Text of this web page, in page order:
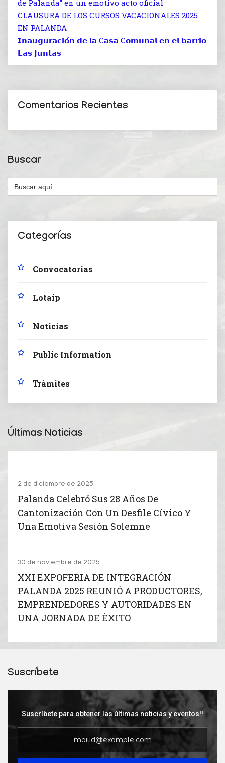
de Palanda” en un emotivo acto oficial
CLAUSURA DE LOS CURSOS VACACIONALES 2025
EN PALANDA
𝗜𝗻𝗮𝘂𝗴𝘂𝗿𝗮𝗰𝗶𝗼́𝗻 𝗱𝗲 𝗹𝗮 C𝗮𝘀𝗮 C𝗼𝗺𝘂𝗻𝗮𝗹 𝗲𝗻 𝗲𝗹 𝗯𝗮𝗿𝗿𝗶𝗼
𝗟𝗮𝘀 𝗝𝘂𝗻𝘁𝗮𝘀
Comentarios Recientes
Buscar
Buscar:
Categorías
Convocatorias
Lotaip
Noticias
Public Information
Trámites
Últimas Noticias
2 de diciembre de 2025
Palanda Celebró Sus 28 Años De
Cantonización Con Un Desfile Cívico Y
Una Emotiva Sesión Solemne
30 de noviembre de 2025
XXI EXPOFERIA DE INTEGRACIÓN
PALANDA 2025 REUNIÓ A PRODUCTORES,
EMPRENDEDORES Y AUTORIDADES EN
UNA JORNADA DE ÉXITO
Suscríbete
Suscríbete para obtener las últimas noticias y eventos!!